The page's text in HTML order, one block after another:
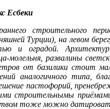
Есбеки
строительного
Турции), на левом
и оградой.
развалины
от базилики стоит
аналогичного типа,
пастофорий,
строительнымы
тоже можно